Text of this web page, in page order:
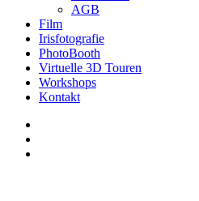
AGB
Film
Irisfotografie
PhotoBooth
Virtuelle 3D Touren
Workshops
Kontakt